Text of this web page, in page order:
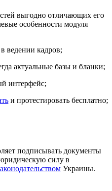
выгодно отличающих его
особенности модуля
ведении кадров;
актуальные базы и бланки;
интерфейс;
и протестировать бесплатно;
подписывать документы
силу в
Украины.